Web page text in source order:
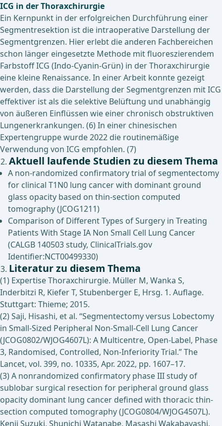
ICG in der Thoraxchirurgie
Ein Kernpunkt in der erfolgreichen Durchführung einer
Segmentresektion ist die intraoperative Darstellung der
Segmentgrenzen. Hier erlebt die anderen Fachbereichen
schon länger eingesetzte Methode mit fluoreszierendem
Farbstoff ICG (Indo-Cyanin-Grün) in der Thoraxchirurgie
eine kleine Renaissance. In einer Arbeit konnte gezeigt
werden, dass die Darstellung der Segmentgrenzen mit ICG
effektiver ist als die selektive Belüftung und unabhängig
von äußeren Einflüssen wie einer chronisch obstruktiven
Lungenerkrankungen. (6) In einer chinesischen
Expertengruppe wurde 2022 die routinemäßige
Verwendung von ICG empfohlen. (7)
Aktuell laufende Studien zu diesem Thema
A non-randomized confirmatory trial of segmentectomy
for clinical T1N0 lung cancer with dominant ground
glass opacity based on thin-section computed
tomography (JCOG1211)
Comparison of Different Types of Surgery in Treating
Patients With Stage IA Non Small Cell Lung Cancer
(CALGB 140503 study, ClinicalTrials.gov
Identifier:NCT00499330)
Literatur zu diesem Thema
(1) Expertise Thoraxchirurgie. Müller M, Wanka S,
Inderbitzi R, Kiefer T, Stubenberger E, Hrsg. 1. Auflage.
Stuttgart: Thieme; 2015.
(2) Saji, Hisashi, et al. “Segmentectomy versus Lobectomy
in Small-Sized Peripheral Non-Small-Cell Lung Cancer
(JCOG0802/WJOG4607L): A Multicentre, Open-Label, Phase
3, Randomised, Controlled, Non-Inferiority Trial.” The
Lancet, vol. 399, no. 10335, Apr. 2022, pp. 1607–17.
(3) A nonrandomized confirmatory phase III study of
sublobar surgical resection for peripheral ground glass
opacity dominant lung cancer defined with thoracic thin-
section computed tomography (JCOG0804/WJOG4507L).
Kenji Suzuki, Shunichi Watanabe, Masashi Wakabayashi,